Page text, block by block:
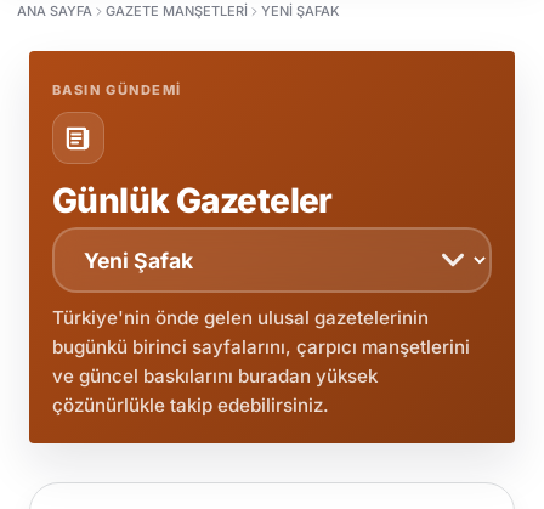
ANA SAYFA GAZETE MANŞETLERI YENI ŞAFAK
BASIN GÜNDEMI
Günlük Gazeteler
Türkiye'nin önde gelen ulusal gazetelerinin
bugünkü birinci sayfalarını, çarpıcı manşetlerini
ve güncel baskılarını buradan yüksek
çözünürlükle takip edebilirsiniz.